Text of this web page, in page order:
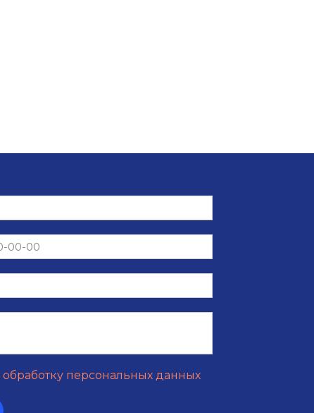
обработку персональных данных